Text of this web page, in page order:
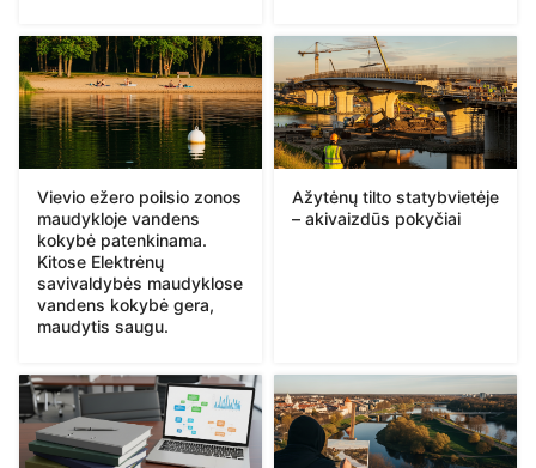
Vievio ežero poilsio zonos
maudykloje vandens
kokybė patenkinama.
Kitose Elektrėnų
savivaldybės maudyklose
vandens kokybė gera,
maudytis saugu.
Ažytėnų tilto statybvietėje
– akivaizdūs pokyčiai